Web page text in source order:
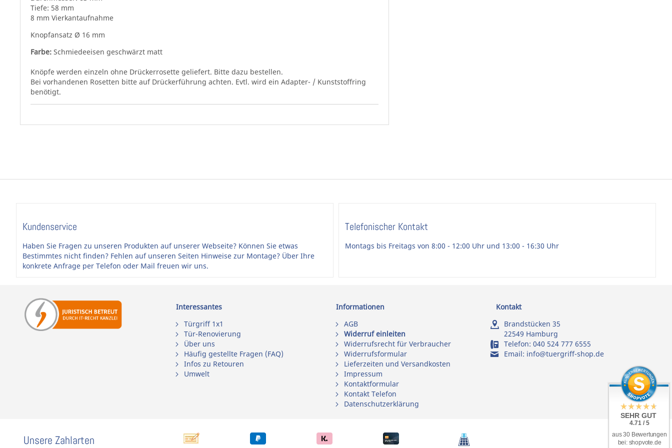
Tiefe: 58 mm
8 mm Vierkantaufnahme
Knopfansatz Ø 16 mm
Farbe: Schmiedeeisen geschwärzt matt
Knöpfe werden einzeln ohne Drückerrosette geliefert. Bitte dazu bestellen.
Bei vorhandenen Rosetten bitte auf Drückerführung achten. Evtl. wird ein Adapter- / Kunststoffring
benötigt.
Kundenservice
Haben Sie Fragen zu unseren Produkten auf unserer Webseite? Können Sie etwas
Bestimmtes nicht finden? Fehlen auf unseren Seiten Hinweise zur Montage? Über Ihre
konkrete Anfrage per Telefon oder Mail freuen wir uns.
Telefonischer Kontakt
Montags bis Freitags von 8:00 - 12:00 Uhr und 13:00 - 16:30 Uhr
Interessantes
Türgriff 1x1
Tür-Renovierung
Über uns
Häufig gestellte Fragen (FAQ)
Infos zu Retouren
Umwelt
Informationen
AGB
Widerruf einleiten
Widerrufsrecht für Verbraucher
Widerrufsformular
Lieferzeiten und Versandkosten
Impressum
Kontaktformular
Kontakt Telefon
Datenschutzerklärung
Kontakt
Brandstücken 35
22549 Hamburg
Telefon: 040 524 777 6555
Email: info@tuergriff-shop.de
Unsere Zahlarten
SEHR GUT
4.71 / 5
aus 30 Bewertungen
bei: shopvote.de